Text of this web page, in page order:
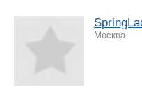
Москва